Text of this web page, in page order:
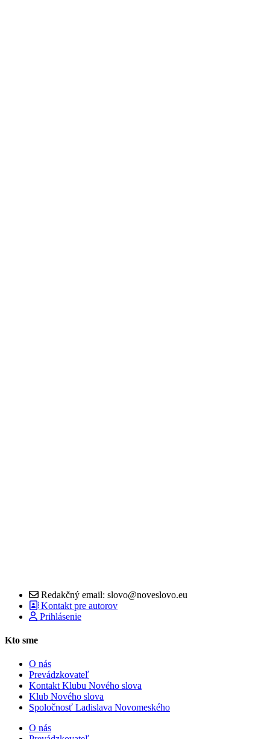
Redakčný email: slovo@noveslovo.eu
Kontakt pre autorov
Prihlásenie
Kto sme
O nás
Prevádzkovateľ
Kontakt Klubu Nového slova
Klub Nového slova
Spoločnosť Ladislava Novomeského
O nás